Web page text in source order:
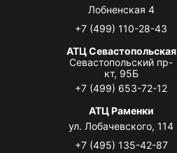
Лобненская 4
+7 (499) 110-28-43
АТЦ Севастопольская
Севастопольский пр-
кт, 95Б
+7 (499) 653-72-12
АТЦ Раменки
ул. Лобачевского, 114
+7 (495) 135-42-87